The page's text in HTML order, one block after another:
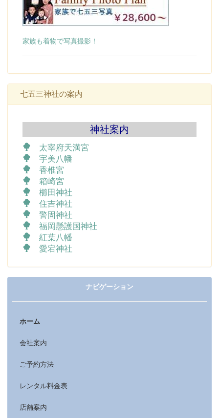
家族も着物で写真撮影！
七五三神社の案内
神社案内
太宰府天満宮
宇美八幡
香椎宮
箱崎宮
櫛田神社
住吉神社
警固神社
福岡懸護国神社
紅葉八幡
愛宕神社
ナビゲーション
ホーム
会社案内
ご予約方法
レンタル料金表
店舗案内